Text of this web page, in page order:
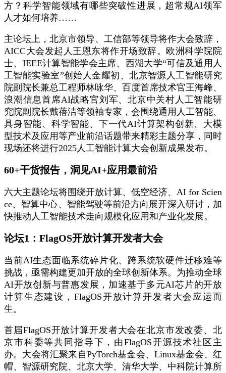
方？科学智能领域有哪些突破性进展，超常规AI领军
人才如何培养……
主论坛上，北京市领导、工信部等领导将作大会致辞，
AICC大会发起人王恩东将作开场致辞。欧洲科学院院
士、IEEE计算智能学会主席、西湖大学“可信及通用人
工智能实验室”创始人金耀初、北京智源人工智能研究
院副院长兼总工程师林咏华、百度首席技术官王海峰、
浪潮信息首席AI战略官刘军、北京中关村人工智能研
究院副院长戴蓓洁等领袖专家，会围绕通用人工智能、
具身智能、科学智能、下一代AI计算架构创新、大模
型技术及应用等产业前沿话题带来精彩主题分享，同时
现场还将进行2025人工智能计算大会创新成果发布。
60+干货报告，洞见AI+应用最前沿
六大主题论坛将围绕开放计算、低空经济、AI for Scien
ce、智算中心、智能驾驶等前沿方向展开深入研讨，加
快推动人工智能技术走向规模化应用和产业化发展。
论坛1：FlagOS开放计算开发者大会
当前AI生态面临系统碎片化、跨系统软硬件迁移难等
挑战，亟需构建更加开放的全球创新体系。为推动全球
AI开放创新与普惠发展，加速基于多元AI芯片的开放
计算生态建设，FlagOS开放计算开发者大会应运而
生。
首届FlagOS开放计算开发者大会在北京市发改委、北
京市科委等共同指导下，由FlagOS开源技术社区主
办。大会将汇聚来自PyTorch基金会、Linux基金会、红
帽、智源研究院、北京大学、清华大学、中科院计算所